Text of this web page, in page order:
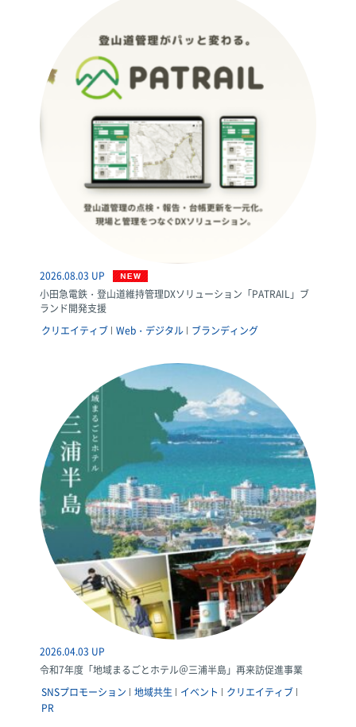
2026.08.03 UP
小田急電鉄・登山道維持管理DXソリューション「PATRAIL」ブ
ランド開発支援
クリエイティブ Web・デジタル ブランディング
2026.04.03 UP
令和7年度「地域まるごとホテル＠三浦半島」再来訪促進事業
SNSプロモーション
地域共生 イベント
クリエイティブ
PR